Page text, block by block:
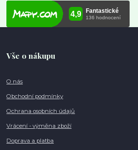
Vše o nákupu
O nás
Obchodní podmínky
Ochrana osobních údajů
Vrácení - výměna zboží
Doprava a platba